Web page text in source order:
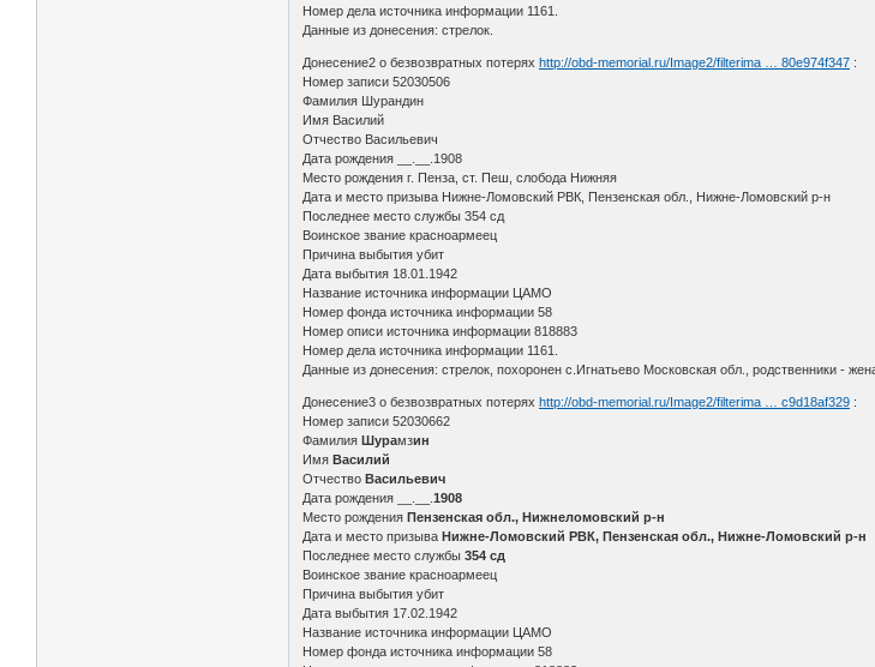
Номер дела источника информации 1161.
Данные из донесения: стрелок.
Донесение2 о безвозвратных потеряхhttp://obd-memorial.ru/Image2/filterima … 80e974f347 :
Номер записи 52030506
Фамилия Шурандин
Имя Василий
Отчество Васильевич
Дата рождения __.__.1908
Место рождения г. Пенза, ст. Пеш, слобода Нижняя
Дата и место призыва Нижне-Ломовский РВК, Пензенская обл., Нижне-Ломовский р-н
Последнее место службы 354 сд
Воинское звание красноармеец
Причина выбытия убит
Дата выбытия 18.01.1942
Название источника информации ЦАМО
Номер фонда источника информации 58
Номер описи источника информации 818883
Номер дела источника информации 1161.
Данные из донесения: стрелок, похоронен с.Игнатьево Московская обл., родственники -
Донесение3 о безвозвратных потеряхhttp://obd-memorial.ru/Image2/filterima … c9d18af329 :
Номер записи 52030662
ФамилияШурамзин
ИмяВасилий
ОтчествоВасильевич
Дата рождения __.__.1908
Место рожденияПензенская обл., Нижнеломовский р-н
Дата и место призываНижне-Ломовский РВК, Пензенская обл., Нижне-Ломовский р-н
Последнее место службы354 сд
Воинское звание красноармеец
Причина выбытия убит
Дата выбытия 17.02.1942
Название источника информации ЦАМО
Номер фонда источника информации 58